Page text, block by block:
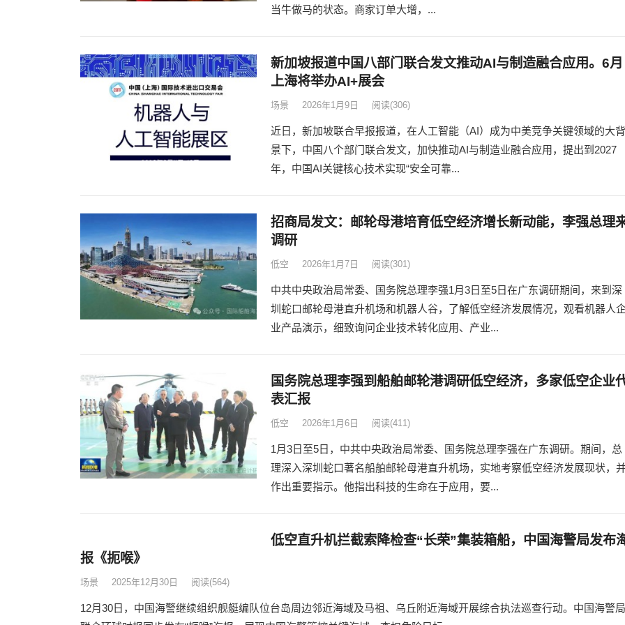
当牛做马的状态。商家订单大增，...
新加坡报道中国八部门联合发文推动AI与制造融合应用。6月
上海将举办AI+展会
场景 2026年1月9日 阅读(306)
近日，新加坡联合早报报道，在人工智能（AI）成为中美竞争关键领域的大背
景下，中国八个部门联合发文，加快推动AI与制造业融合应用，提出到2027
年，中国AI关键核心技术实现“安全可靠...
招商局发文：邮轮母港培育低空经济增长新动能，李强总理
调研
低空 2026年1月7日 阅读(301)
中共中央政治局常委、国务院总理李强1月3日至5日在广东调研期间，来到深
圳蛇口邮轮母港直升机场和机器人谷，了解低空经济发展情况，观看机器人
业产品演示，细致询问企业技术转化应用、产业...
国务院总理李强到船舶邮轮港调研低空经济，多家低空企业
表汇报
低空 2026年1月6日 阅读(411)
1月3日至5日，中共中央政治局常委、国务院总理李强在广东调研。期间，总
理深入深圳蛇口著名船舶邮轮母港直升机场，实地考察低空经济发展现状，
作出重要指示。他指出科技的生命在于应用，要...
低空直升机拦截索降检查“长荣”集装箱船，中国海警局发布
12月30日，中国海警继续组织舰艇编队位台岛周边邻近海域及马祖、乌丘附近